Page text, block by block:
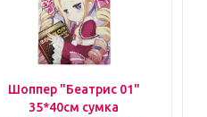
Шоппер "Беатрис 01"
35*40см сумка